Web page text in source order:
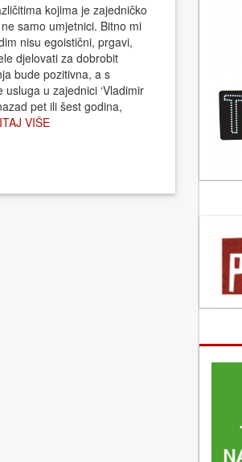
kojima je zajedničko
samo umjetnici. Bitno mi
nisu egoistični, prgavi,
djelovati za dobrobit
bude pozitivna, a s
u zajednici ‘Vladimir
pet ili šest godina,
VIŠE